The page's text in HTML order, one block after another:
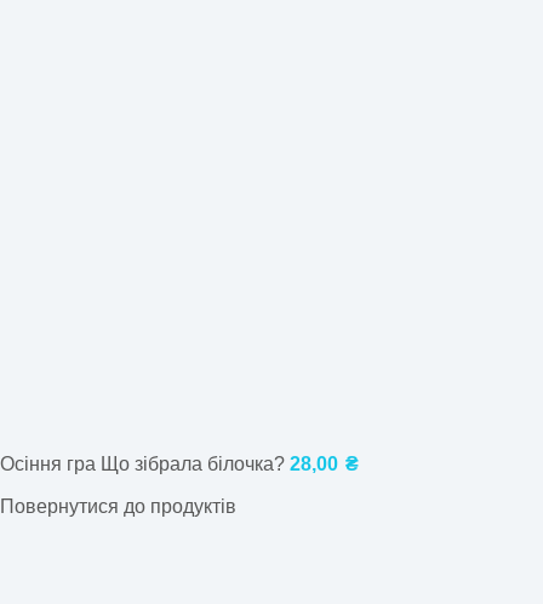
Осіння гра Що зібрала білочка? 28,00 ₴
Повернутися до продуктів